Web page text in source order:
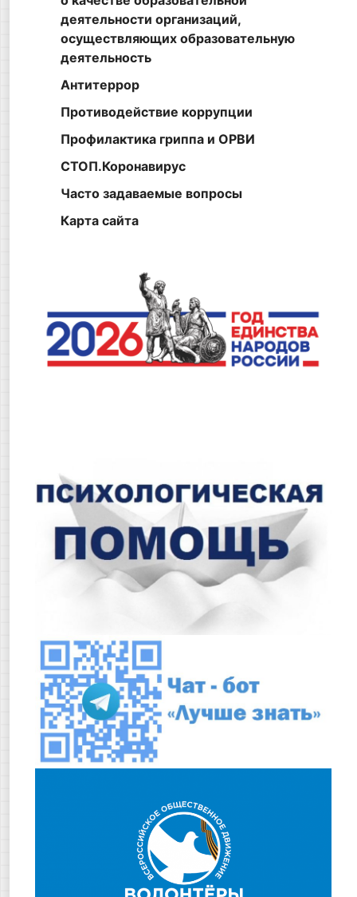
деятельности организаций,
осуществляющих образовательную
деятельность
Антитеррор
Противодействие коррупции
Профилактика гриппа и ОРВИ
СТОП.Коронавирус
Часто задаваемые вопросы
Карта сайта